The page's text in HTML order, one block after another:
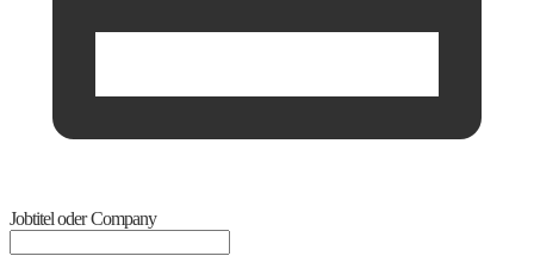
Jobtitel oder Company